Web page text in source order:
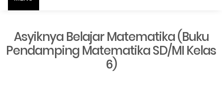
Asyiknya Belajar Matematika (Buku
Pendamping Matematika SD/MI Kelas
6)⁣